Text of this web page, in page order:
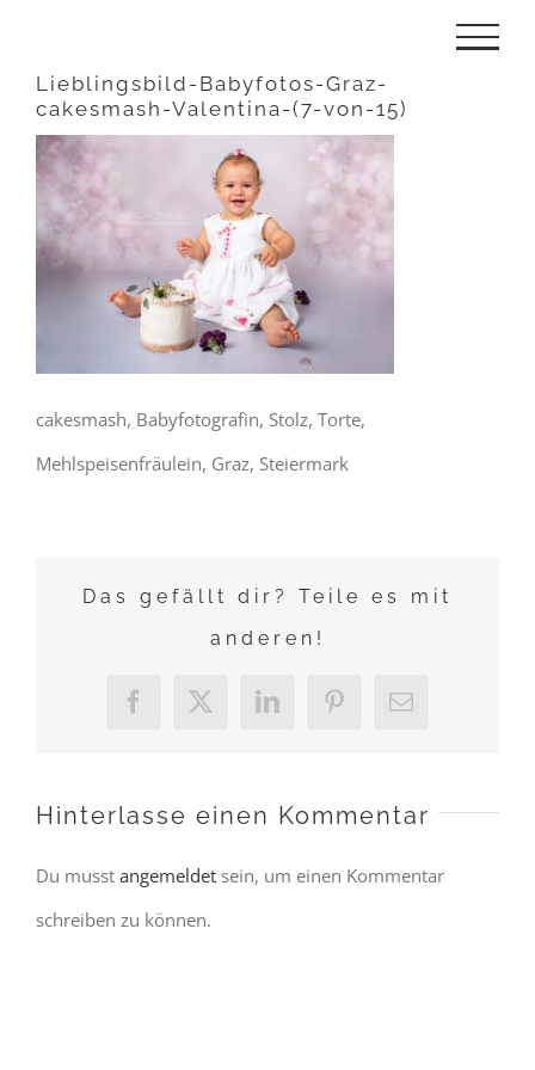
springen
Lieblingsbild-Babyfotos-Graz-
cakesmash-Valentina-(7-von-15)
cakesmash, Babyfotografin, Stolz, Torte,
Mehlspeisenfräulein, Graz, Steiermark
Das gefällt dir? Teile es mit
anderen!
Facebook
X LinkedInPinterest
E-
Hinterlasse einen Kommentar
Du musst angemeldet sein, um einen Kommentar
schreiben zu können.